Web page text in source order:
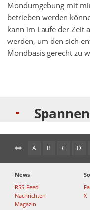
Mondumgebung mit
betrieben werden
kann im Laufe der Zeit
werden, um den sich
Mondbasis gerecht zu
A B C D
News
RSS-Feed
Nachrichten
Magazin
X